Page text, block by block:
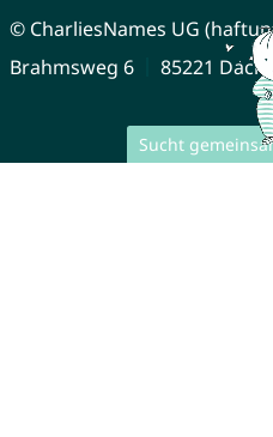
Sucht
© CharliesNames UG
Brahmsweg 6
85221